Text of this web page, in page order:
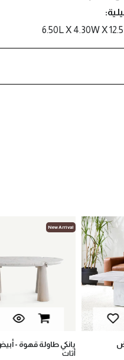
New Arrival
يانكي طاولة قهوة -
أثاث